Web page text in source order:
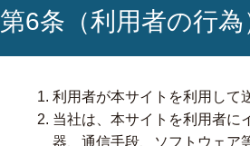
第6条（利用者の行為
利用者が本サイトを利用して
当社は、本サイトを利用者に
器、通信手段、ソフトウェア